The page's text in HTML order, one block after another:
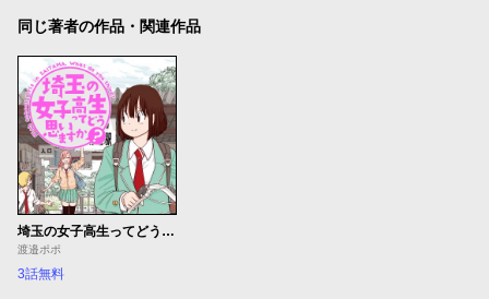
同じ著者の作品・関連作品
埼玉の女子高生ってどう思いますか？
渡邉ポポ
3話無料